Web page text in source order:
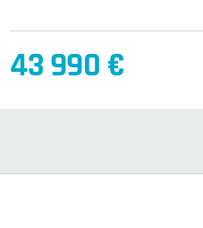
43 990 €